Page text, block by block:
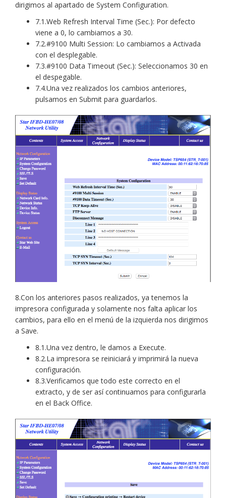
dirigimos al apartado de System Configuration.
7.1.Web Refresh Interval Time (Sec.): Por defecto
viene a 0, lo cambiamos a 30.
7.2.#9100 Multi Session: Lo cambiamos a Activada
con el desplegable.
7.3.#9100 Data Timeout (Sec.): Seleccionamos 30 en
el despegable.
7.4.Una vez realizados los cambios anteriores,
pulsamos en Submit para guardarlos.
8.Con los anteriores pasos realizados, ya tenemos la
impresora configurada y solamente nos falta aplicar los
cambios, para ello en el menú de la izquierda nos dirigimos
a Save.
8.1.Una vez dentro, le damos a Execute.
8.2.La impresora se reiniciará y imprimirá la nueva
configuración.
8.3.Verificamos que todo este correcto en el
extracto, y de ser así continuamos para configurarla
en el Back Office.